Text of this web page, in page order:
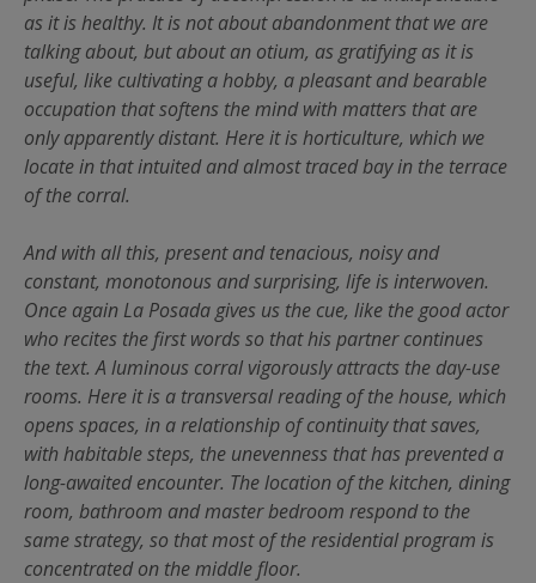
as it is healthy. It is not about abandonment that we are
talking about, but about an otium, as gratifying as it is
useful, like cultivating a hobby, a pleasant and bearable
occupation that softens the mind with matters that are
only apparently distant. Here it is horticulture, which we
locate in that intuited and almost traced bay in the terrace
of the corral.
And with all this, present and tenacious, noisy and
constant, monotonous and surprising, life is interwoven.
Once again La Posada gives us the cue, like the good actor
who recites the first words so that his partner continues
the text. A luminous corral vigorously attracts the day-use
rooms. Here it is a transversal reading of the house, which
opens spaces, in a relationship of continuity that saves,
with habitable steps, the unevenness that has prevented a
long-awaited encounter. The location of the kitchen, dining
room, bathroom and master bedroom respond to the
same strategy, so that most of the residential program is
concentrated on the middle floor.